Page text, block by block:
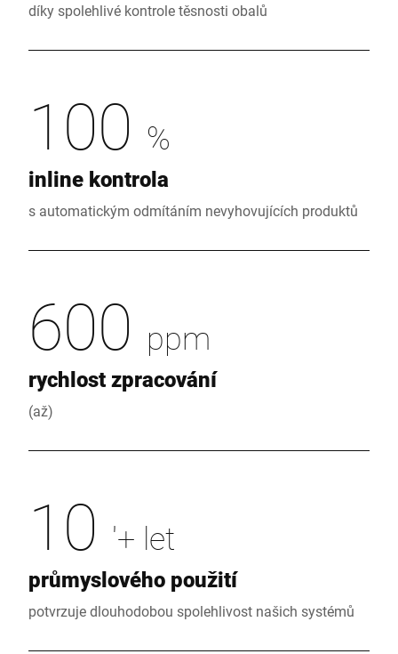
díky spolehlivé kontrole těsnosti obalů
100 %
inline kontrola
s automatickým odmítáním nevyhovujících produktů
600 ppm
rychlost zpracování
(až)
10 '+ let
průmyslového použití
potvrzuje dlouhodobou spolehlivost našich systémů